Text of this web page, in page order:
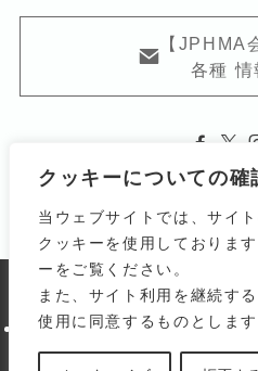
クッキーについての確
当ウェブサイトでは、サイ
クッキーを使用しておりま
ーをご覧ください。
また、サイト利用を継続す
使用に同意するものとします
【JPHMA
各種 情
よくある質問 関連
個人情報の取り扱いについて